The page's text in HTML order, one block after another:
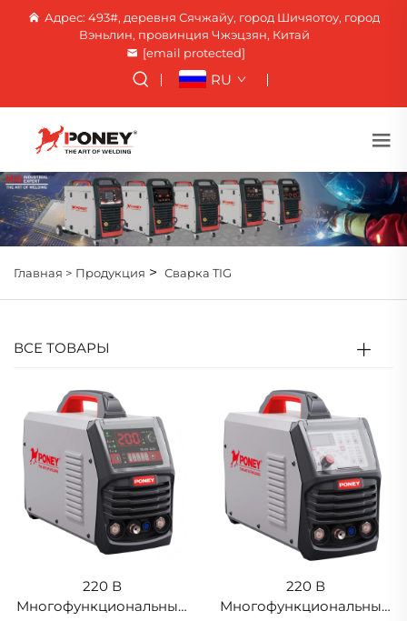
Адрес: 493#, деревня Сячжайу, город Шичяотоу, город
Вэньлин, провинция Чжэцзян, Китай
[email protected]
RU
Главная > Продукция > Сварка TIG
ВСЕ ТОВАРЫ
220 В
Многофункциональный
220 В
Многофункциональный